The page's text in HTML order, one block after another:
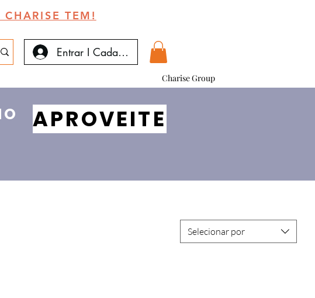
TEM!
Entrar I Cadastrar
Charise Group
APROVEITE
Selecionar por